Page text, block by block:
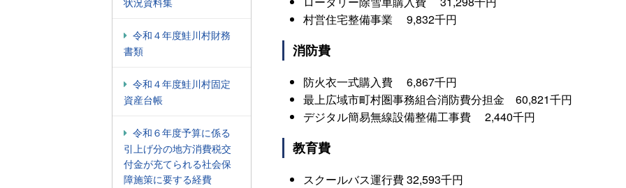
村営住宅整備事業 9,832千円
消防費
防火衣一式購入費 6,867千円
最上広域市町村圏事務組合消防費分担金 60,821千円
デジタル簡易無線設備整備工事費 2,440千円
教育費
スクールバス運行費 32,593千円
令和４年度鮭川村財務
書類
令和４年度鮭川村固定
資産台帳
令和６年度予算に係る
引上げ分の地方消費税交
付金が充てられる社会保
障施策に要する経費